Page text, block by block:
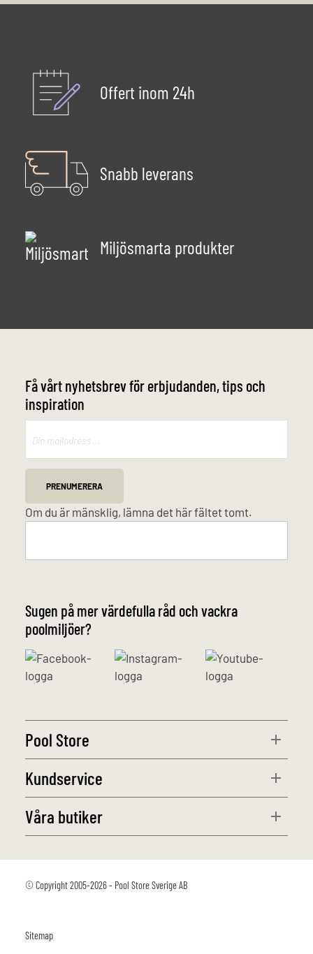
Offert inom 24h
Snabb leverans
Miljösmarta produkter
Få vårt nyhetsbrev för erbjudanden, tips och
inspiration
PRENUMERERA
Om du är mänsklig, lämna det här fältet tomt.
Sugen på mer värdefulla råd och vackra
poolmiljöer?
Pool Store
Kundservice
Våra butiker
© Copyright 2005-2026 - Pool Store Sverige AB
Sitemap